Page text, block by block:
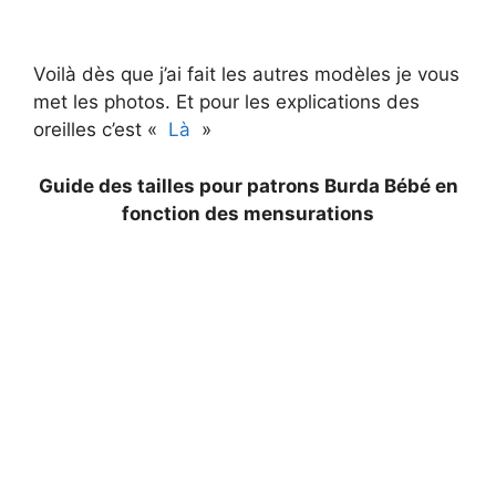
Voilà dès que j’ai fait les autres modèles je vous
met les photos. Et pour les explications des
oreilles c’est « Là »
Guide des tailles pour patrons Burda Bébé en
fonction des mensurations